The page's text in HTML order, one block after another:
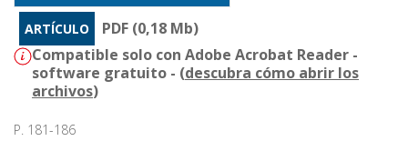
ARTÍCULO
PDF (0,18 Mb)
Compatible solo con Adobe Acrobat Reader -
software gratuito - (descubra cómo abrir los
archivos)
P. 181-186